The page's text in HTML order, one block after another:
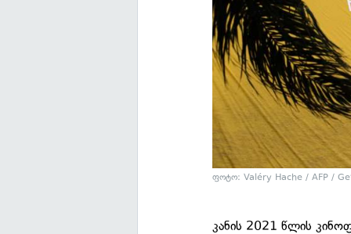
ფოტო: Valéry Hache / AFP /
კანის 2021 წლის